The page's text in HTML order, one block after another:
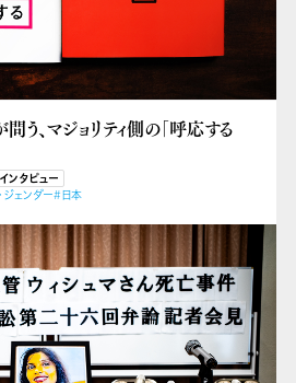
問う、マジョリティ側の「呼応する
インタビュー
ジェンダー#日本